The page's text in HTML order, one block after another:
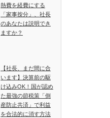
熱費を経費にする
「家事按分」、社長
のあなたは説明でき
ますか？
【社長、まだ間に合
います】決算前の駆
け込みOK！国が認め
た最強の節税策「倒
産防止共済」で利益
を合法的に消す方法